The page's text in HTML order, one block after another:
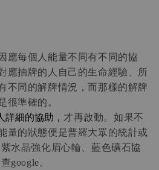
應每個人能量不同有不同的協
應抽牌的人自己的生命經驗、所
不同的解牌情況，而那樣的解牌
很準確的。
詳細的協助， 才再啟動。如果不
量的狀態便是普羅大眾的統計或
水晶強化眉心輪、藍色礦石協
google。